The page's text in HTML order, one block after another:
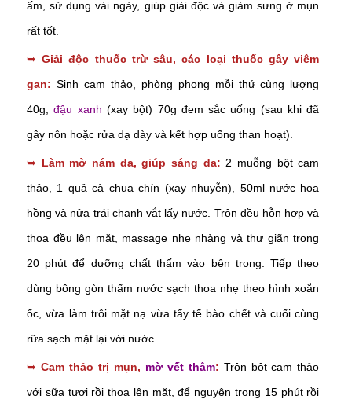
ấm, sử dụng vài ngày, giúp giải độc và giảm sưng ở mụn
rất tốt.
➥Giải độc thuốc trừ sâu, các loại thuốc gây viêm
gan: Sinh cam thảo, phòng phong mỗi thứ cùng lượng
40g,đậu xanh (xay bột) 70g đem sắc uống (sau khi đã
gây nôn hoặc rửa dạ dày và kết hợp uống than hoạt).
➥ Làm mờ nám da, giúp sáng da: 2 muỗng bột cam
thảo, 1 quả cà chua chín (xay nhuyễn), 50ml nước hoa
hồng và nửa trái chanh vắt lấy nước. Trộn đều hỗn hợp và
thoa đều lên mặt, massage nhẹ nhàng và thư giãn trong
20 phút để dưỡng chất thấm vào bên trong. Tiếp theo
dùng bông gòn thấm nước sạch thoa nhẹ theo hình xoắn
ốc, vừa làm trôi mặt nạ vừa tẩy tế bào chết và cuối cùng
rữa sạch mặt lại với nước.
➥ Cam thảo trị mụn, mờ vết thâm: Trộn bột cam thảo
với sữa tươi rồi thoa lên mặt, để nguyên trong 15 phút rồi